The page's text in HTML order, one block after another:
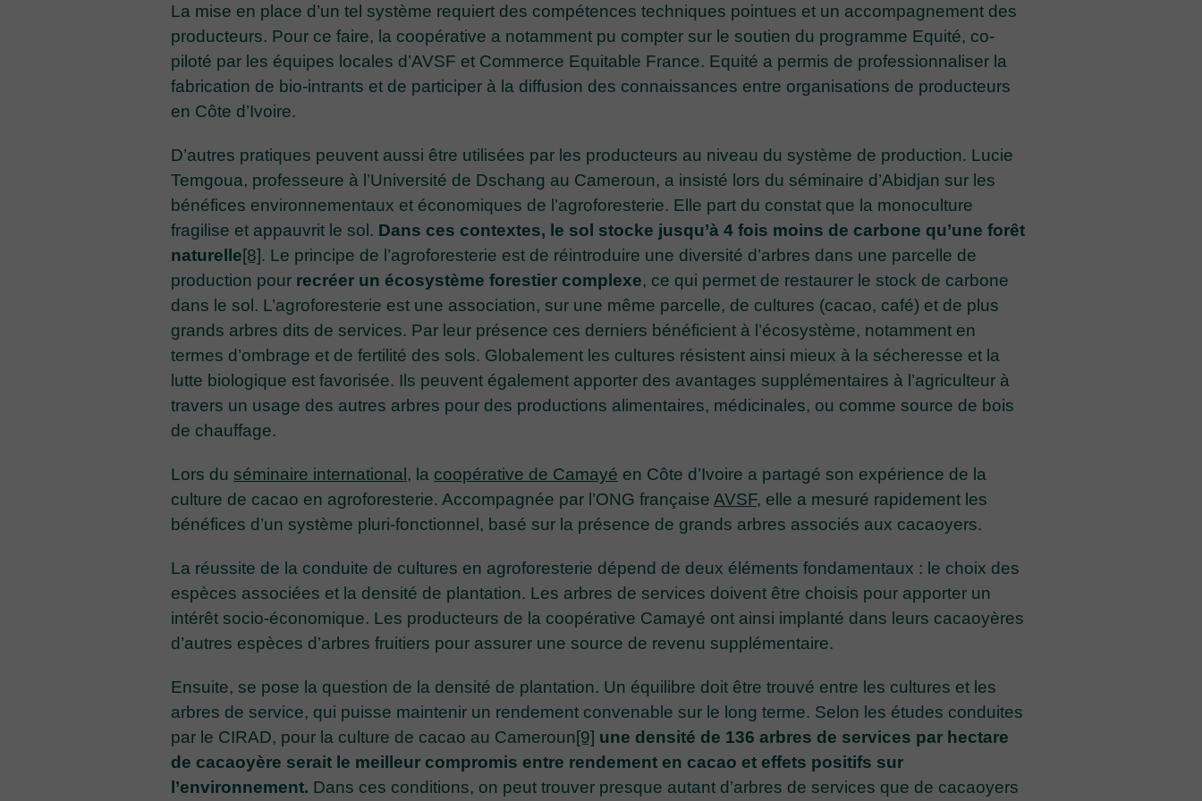
La mise en place d’un tel système requiert des compétences techniques pointues et un accompagnement des
producteurs. Pour ce faire, la coopérative a notamment pu compter sur le soutien du programme Equité, co-
piloté par les équipes locales d’AVSF et Commerce Equitable France. Equité a permis de professionnaliser la
fabrication de bio-intrants et de participer à la diffusion des connaissances entre organisations de producteurs
en Côte d’Ivoire.
D’autres pratiques peuvent aussi être utilisées par les producteurs au niveau du système de production. Lucie
Temgoua, professeure à l’Université de Dschang au Cameroun, a insisté lors du séminaire d’Abidjan sur les
bénéfices environnementaux et économiques de l’agroforesterie. Elle part du constat que la monoculture
fragilise et appauvrit le sol. Dans ces contextes, le sol stocke jusqu’à 4 fois moins de carbone qu’une forêt
naturelle[8]. Le principe de l’agroforesterie est de réintroduire une diversité d’arbres dans une parcelle de
production pour recréer un écosystème forestier complexe, ce qui permet de restaurer le stock de carbone
dans le sol. L’agroforesterie est une association, sur une même parcelle, de cultures (cacao, café) et de plus
grands arbres dits de services. Par leur présence ces derniers bénéficient à l’écosystème, notamment en
termes d’ombrage et de fertilité des sols. Globalement les cultures résistent ainsi mieux à la sécheresse et la
lutte biologique est favorisée. Ils peuvent également apporter des avantages supplémentaires à l’agriculteur à
travers un usage des autres arbres pour des productions alimentaires, médicinales, ou comme source de bois
de chauffage.
Lors du séminaire international , la coopérative de Camayé en Côte d’Ivoire a partagé son expérience de la
culture de cacao en agroforesterie. Accompagnée par l’ONG française AVSF, elle a mesuré rapidement les
bénéfices d’un système pluri-fonctionnel, basé sur la présence de grands arbres associés aux cacaoyers.
La réussite de la conduite de cultures en agroforesterie dépend de deux éléments fondamentaux : le choix des
espèces associées et la densité de plantation. Les arbres de services doivent être choisis pour apporter un
intérêt socio-économique. Les producteurs de la coopérative Camayé ont ainsi implanté dans leurs cacaoyères
d’autres espèces d’arbres fruitiers pour assurer une source de revenu supplémentaire.
Ensuite, se pose la question de la densité de plantation. Un équilibre doit être trouvé entre les cultures et les
arbres de service, qui puisse maintenir un rendement convenable sur le long terme. Selon les études conduites
par le CIRAD, pour la culture de cacao au Cameroun[9] une densité de 136 arbres de services par hectare
de cacaoyère serait le meilleur compromis entre rendement en cacao et effets positifs sur
l’environnement. Dans ces conditions, on peut trouver presque autant d’arbres de services que de cacaoyers